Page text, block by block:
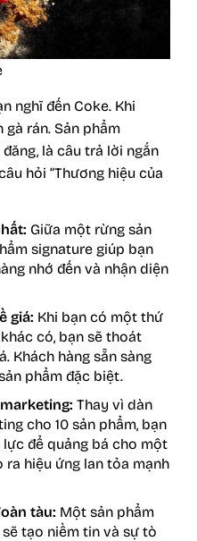
nghĩ đến Coke. Khi
gà rán. Sản phẩm
là câu trả lời ngắn
hỏi “Thương hiệu của
Giữa một rừng sản
signature giúp bạn
nhớ đến và nhận diện
giá: Khi bạn có một thứ
có, bạn sẽ thoát
Khách hàng sẵn sàng
phẩm đặc biệt.
Thay vì dàn
cho 10 sản phẩm, bạn
để quảng bá cho một
ra hiệu ứng lan tỏa mạnh
tàu: Một sản phẩm
tạo niềm tin và sự tò